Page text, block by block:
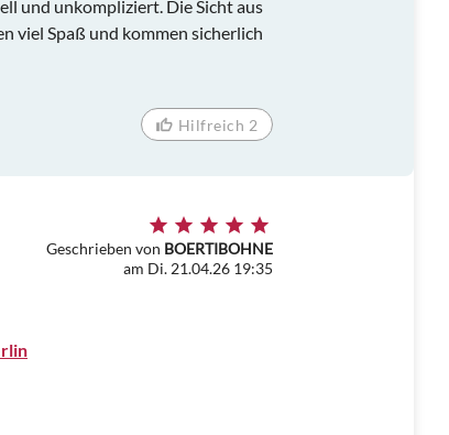
und unkompliziert. Die Sicht aus
viel Spaß und kommen sicherlich
Hilfreich 2
Geschrieben von BOERTIBOHNE
am Di. 21.04.26 19:35